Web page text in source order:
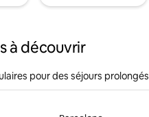
à découvrir
pour des séjours prolongés